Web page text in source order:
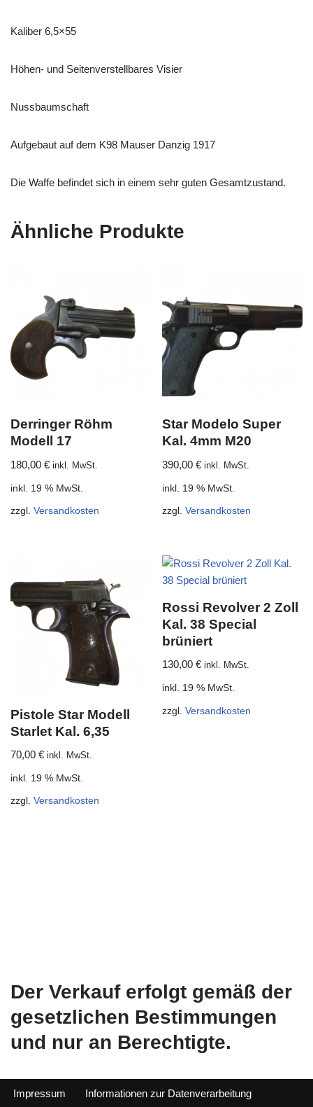
Kaliber 6,5×55
Höhen- und Seitenverstellbares Visier
Nussbaumschaft
Aufgebaut auf dem K98 Mauser Danzig 1917
Die Waffe befindet sich in einem sehr guten Gesamtzustand.
Ähnliche Produkte
Derringer Röhm
Modell 17
180,00 € inkl. MwSt.
inkl. 19 % MwSt.
zzgl. Versandkosten
Star Modelo Super
Kal. 4mm M20
390,00€ inkl. MwSt.
inkl. 19 % MwSt.
zzgl.Versandkosten
Pistole Star Modell
Starlet Kal. 6,35
70,00 € inkl. MwSt.
inkl. 19 % MwSt.
zzgl. Versandkosten
Rossi Revolver 2 Zoll
Kal. 38 Special
brüniert
130,00€ inkl. MwSt.
inkl. 19 % MwSt.
zzgl.Versandkosten
Der Verkauf erfolgt gemäß der
gesetzlichen Bestimmungen
und nur an Berechtigte.
Impressum
Informationen zur Datenverarbeitung